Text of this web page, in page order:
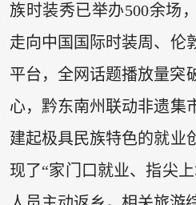
族时装秀已举办500余场
走向中国国际时装周、伦
平台，全网话题播放量突
心，黔东南州联动非遗集
建起极具民族特色的就业
现了“家门口就业、指尖